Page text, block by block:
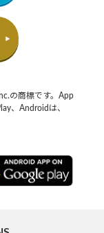
の商標です。App
、Androidは、